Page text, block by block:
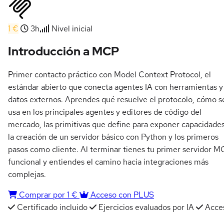
1 € 3h Nivel inicial
Introducción a MCP
Primer contacto práctico con Model Context Protocol, el
estándar abierto que conecta agentes IA con herramientas y
datos externos. Aprendes qué resuelve el protocolo, cómo
usa en los principales agentes y editores de código del
mercado, las primitivas que define para exponer
la creación de un servidor básico con Python y los primeros
pasos como cliente. Al terminar tienes tu primer servidor
funcional y entiendes el camino hacia integraciones más
complejas.
Comprar por 1 €
Acceso con PLUS
Certificado incluido
Ejercicios evaluados por IA